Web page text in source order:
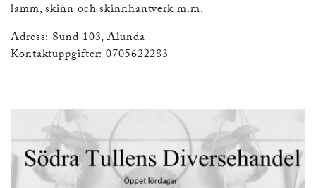
lamm, skinn och skinnhantverk m.m.
Adress: Sund 103, Alunda
Kontaktuppgifter: 0705622283